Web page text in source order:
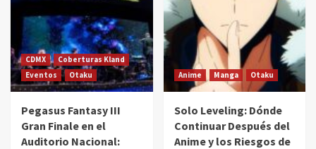
CDMX
Coberturas Kland
Eventos
Otaku
Pegasus Fantasy III
Gran Finale en el
Auditorio Nacional:
Anime Manga Otaku
Solo Leveling: Dónde
Continuar Después del
Anime y los Riesgos de